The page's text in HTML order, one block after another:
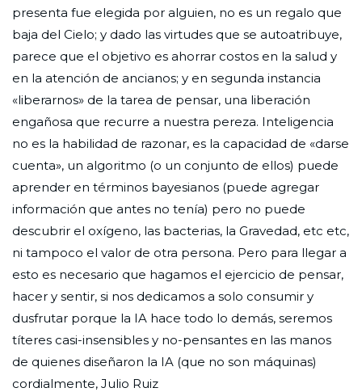
presenta fue elegida por alguien, no es un regalo que
baja del Cielo; y dado las virtudes que se autoatribuye,
parece que el objetivo es ahorrar costos en la salud y
en la atención de ancianos; y en segunda instancia
«liberarnos» de la tarea de pensar, una liberación
engañosa que recurre a nuestra pereza. Inteligencia
no es la habilidad de razonar, es la capacidad de «darse
cuenta», un algoritmo (o un conjunto de ellos) puede
aprender en términos bayesianos (puede agregar
información que antes no tenía) pero no puede
descubrir el oxígeno, las bacterias, la Gravedad, etc etc,
ni tampoco el valor de otra persona. Pero para llegar a
esto es necesario que hagamos el ejercicio de pensar,
hacer y sentir, si nos dedicamos a solo consumir y
dusfrutar porque la IA hace todo lo demás, seremos
títeres casi-insensibles y no-pensantes en las manos
de quienes diseñaron la IA (que no son máquinas)
cordialmente, Julio Ruiz